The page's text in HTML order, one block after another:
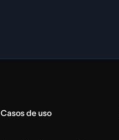
Casos de uso